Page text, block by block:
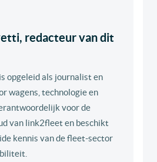
redacteur van dit
opgeleid als journalist en
wagens, technologie en
voor de
van link2fleet en beschikt
kennis van de fleet-sector